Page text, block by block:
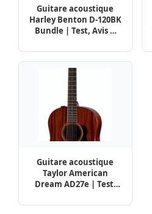
Guitare acoustique
Harley Benton D-120BK
Bundle | Test, Avis &
Guitare acoustique
Taylor American
Dream AD27e | Test,